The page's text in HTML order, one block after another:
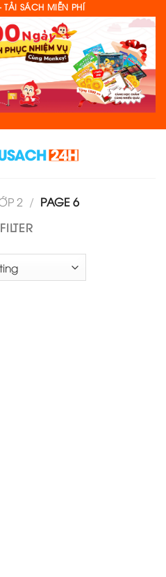
TẢI SÁCH MIỄN PHÍ
2 / PAGE 6
FILTER